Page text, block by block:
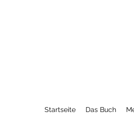
Startseite Das Buch